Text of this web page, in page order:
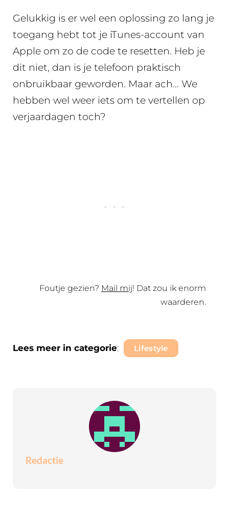
Gelukkig is er wel een oplossing zo lang je
toegang hebt tot je iTunes-account van
Apple om zo de code te resetten. Heb je
dit niet, dan is je telefoon praktisch
onbruikbaar geworden. Maar ach… We
hebben wel weer iets om te vertellen op
verjaardagen toch?
Foutje gezien? Mail mij! Dat zou ik enorm
waarderen.
Lees meer in categorie: Lifestyle
Redactie